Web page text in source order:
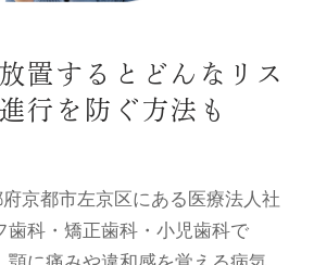
置するとどんなリス
行を防ぐ方法も
京都市左京区にある医療法人社
歯科・矯正歯科・小児歯科で